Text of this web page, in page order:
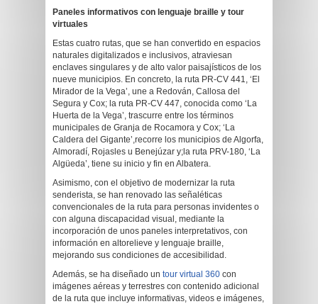
Paneles informativos con lenguaje braille y tour
virtuales
Estas cuatro rutas, que se han convertido en espacios
naturales digitalizados e inclusivos, atraviesan
enclaves singulares y de alto valor paisajísticos de los
nueve municipios. En concreto, la ruta PR-CV 441, ‘El
Mirador de la Vega’, une a Redován, Callosa del
Segura y Cox; la ruta PR-CV 447, conocida como ‘La
Huerta de la Vega’, trascurre entre los términos
municipales de Granja de Rocamora y Cox; ‘La
Caldera del Gigante’,recorre los municipios de Algorfa,
Almoradí, Rojasles u Benejúzar y;la ruta PRV-180, ‘La
Algüeda’, tiene su inicio y fin en Albatera.
Asimismo, con el objetivo de modernizar la ruta
senderista, se han renovado las señaléticas
convencionales de la ruta para personas invidentes o
con alguna discapacidad visual, mediante la
incorporación de unos paneles interpretativos, con
información en altorelieve y lenguaje braille,
mejorando sus condiciones de accesibilidad.
Además, se ha diseñado un tour virtual 360 con
imágenes aéreas y terrestres con contenido adicional
de la ruta que incluye informativas, videos e imágenes,